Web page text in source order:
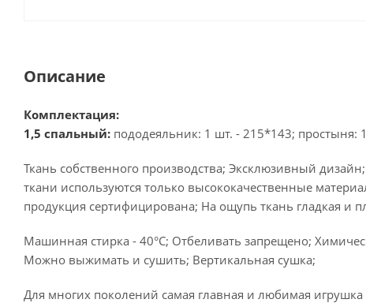
Описание
Комплектация:
1,5 спальный: пододеяльник: 1 шт. - 215*143; простыня:
Ткань собственного производства; Эксклюзивный
ткани используются только высококачественные
продукция сертифицирована; На ощупь ткань гладкая и
Машинная стирка - 40°C; Отбеливать запрещено;
Можно выжимать и сушить; Вертикальная сушка;
Для многих поколений самая главная и любимая